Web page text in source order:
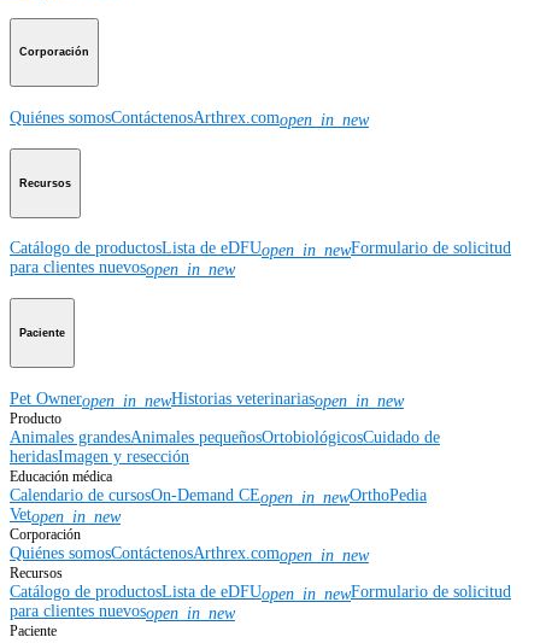
Corporación
Quiénes somosContáctenosArthrex.comopen_in_new
Recursos
Catálogo de productosLista de eDFUopen_in_newFormulario de solicitud
para clientes nuevosopen_in_new
Paciente
Pet Owneropen_in_newHistorias veterinariasopen_in_new
Producto
Animales grandesAnimales pequeñosOrtobiológicosCuidado de
heridasImagen y resección
Educación médica
Calendario de cursosOn-Demand CEopen_in_newOrthoPedia
Vetopen_in_new
Corporación
Quiénes somosContáctenosArthrex.comopen_in_new
Recursos
Catálogo de productosLista de eDFUopen_in_newFormulario de solicitud
para clientes nuevosopen_in_new
Paciente